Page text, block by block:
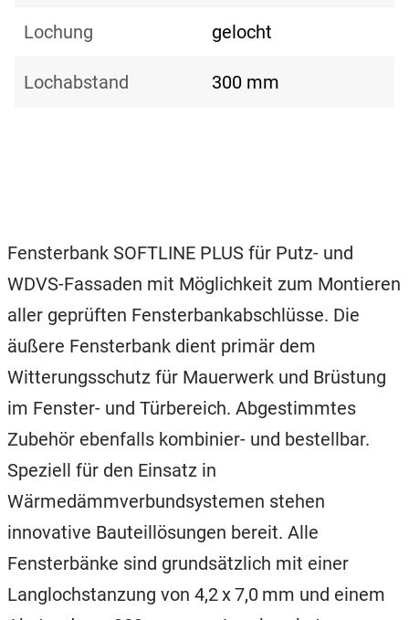
Lochung gelocht
Lochabstand 300 mm
Fensterbank SOFTLINE PLUS für Putz- und
WDVS-Fassaden mit Möglichkeit zum Montieren
aller geprüften Fensterbankabschlüsse. Die
äußere Fensterbank dient primär dem
Witterungsschutz für Mauerwerk und Brüstung
im Fenster- und Türbereich. Abgestimmtes
Zubehör ebenfalls kombinier- und bestellbar.
Speziell für den Einsatz in
Wärmedämmverbundsystemen stehen
innovative Bauteillösungen bereit. Alle
Fensterbänke sind grundsätzlich mit einer
Langlochstanzung von 4,2 x 7,0 mm und einem